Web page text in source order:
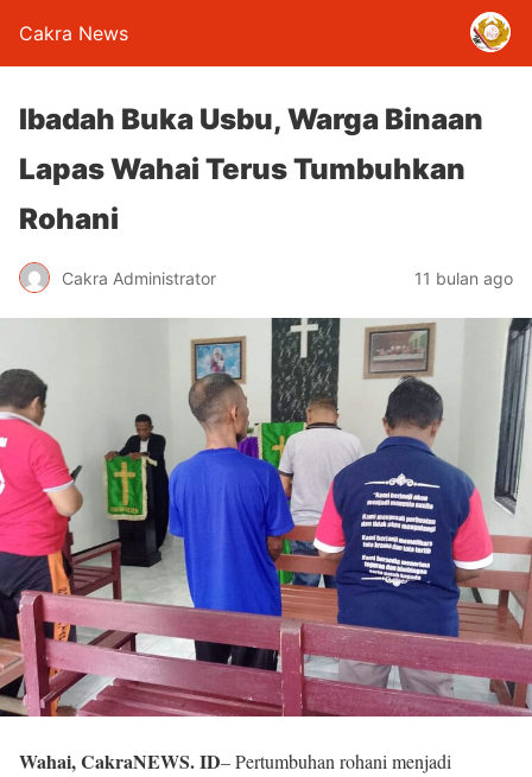
Cakra News
Ibadah Buka Usbu, Warga Binaan
Lapas Wahai Terus Tumbuhkan
Rohani
Cakra Administrator 11 bulan ago
Wahai, CakraNEWS. ID– Pertumbuhan rohani menjadi